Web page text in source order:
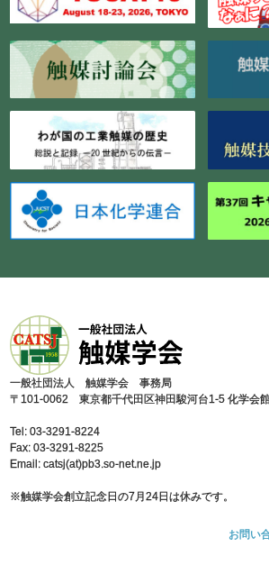
⼀般社団法⼈ 触媒学会 事務局
〒101-0062 東京都千代⽥区神⽥駿河台1-5 化学会
Tel: 03-3291-8224
Fax: 03-3291-8225
Email: catsj(at)pb3.so-net.ne.jp
※触媒学会創⽴記念⽇の7⽉24⽇は休みです。
お問い